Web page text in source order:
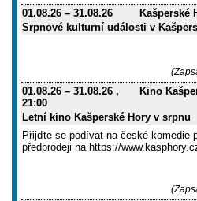
01.08.26 – 31.08.26
Kašperské
Srpnové kulturní události v
01.08.26 – 31.08.26 ,
21:00
Kino
Letní kino Kašperské Hory v srpnu
Přijďte se podívat na české komedie
předprodeji na https://